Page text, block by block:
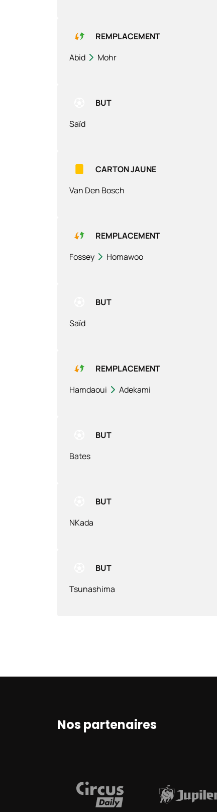
REMPLACEMENT
Abid
Mohr
BUT
Saïd
CARTON JAUNE
Van Den Bosch
REMPLACEMENT
Fossey
Homawoo
BUT
Saïd
REMPLACEMENT
Hamdaoui
Adekami
BUT
Bates
BUT
NKada
BUT
Tsunashima
Nos partenaires